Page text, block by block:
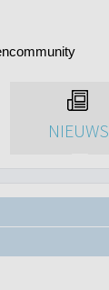
NIEUWS